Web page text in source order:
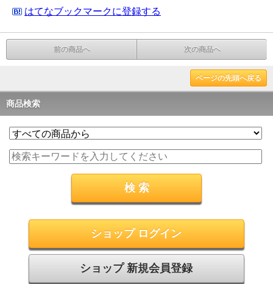
はてなブックマークに登録する
前の商品へ 次の商品へ
ページの先頭へ戻る
商品検索
ショップ ログイン
ショップ 新規会員登録